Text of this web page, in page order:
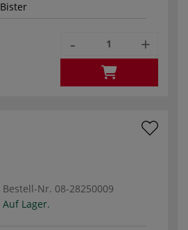
Bister
- +
Bestell-Nr. 08-28250009
Auf Lager.